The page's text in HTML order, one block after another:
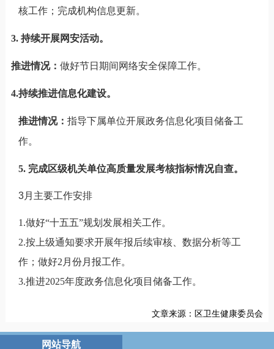
核工作；完成机构信息更新。
3. 持续开展网安活动。
推进情况： 做好节日期间网络安全保障工作。
4.持续推进信息化建设。
推进情况： 指导下属单位开展政务信息化项目储备工
作。
5. 完成区级机关单位高质量发展考核指标情况自查。
3月主要工作安排
1.做好“十五五”规划发展相关工作。
2.按上级通知要求开展年报后续审核、数据分析等工
作；做好2月份月报工作。
3.推进2025年度政务信息化项目储备工作。
文章来源：区卫生健康委员会